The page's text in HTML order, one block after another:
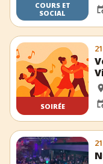
COURS ET
SOCIAL
SOIRÉE